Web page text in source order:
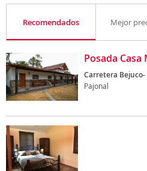
Recomendados Mejor
Posada
Carretera
Pajonal